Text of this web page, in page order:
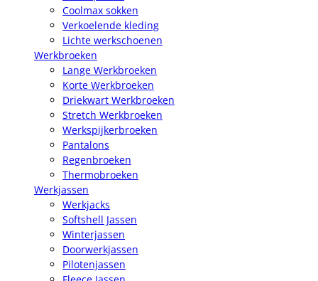
Coolmax sokken
Verkoelende kleding
Lichte werkschoenen
Werkbroeken
Lange Werkbroeken
Korte Werkbroeken
Driekwart Werkbroeken
Stretch Werkbroeken
Werkspijkerbroeken
Pantalons
Regenbroeken
Thermobroeken
Werkjassen
Werkjacks
Softshell Jassen
Winterjassen
Doorwerkjassen
Pilotenjassen